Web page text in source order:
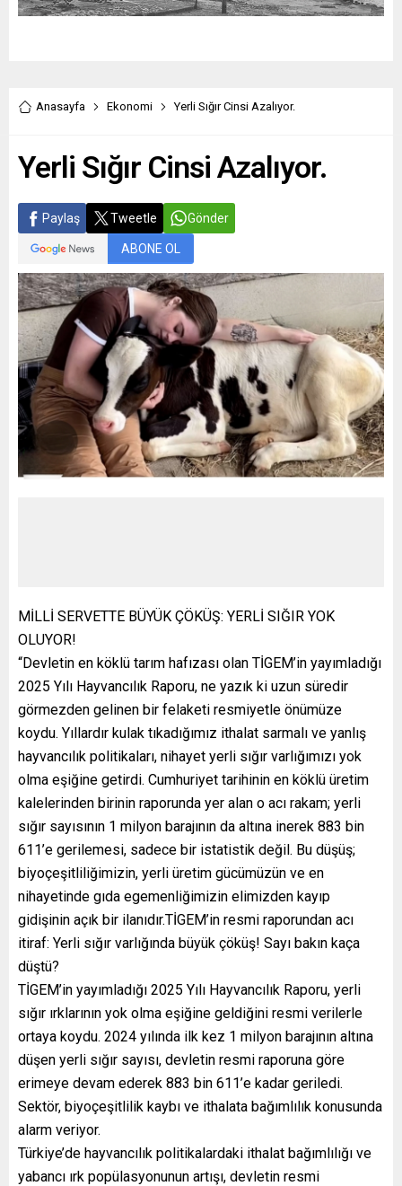
Anasayfa Ekonomi Yerli Sığır Cinsi Azalıyor.
Yerli Sığır Cinsi Azalıyor.
Paylaş Tweetle Gönder
ABONE OL
MİLLİ SERVETTE BÜYÜK ÇÖKÜŞ: YERLİ SIĞIR YOK
OLUYOR!
“Devletin en köklü tarım hafızası olan TİGEM’in yayımladığı
2025 Yılı Hayvancılık Raporu, ne yazık ki uzun süredir
görmezden gelinen bir felaketi resmiyetle önümüze
koydu. Yıllardır kulak tıkadığımız ithalat sarmalı ve yanlış
hayvancılık politikaları, nihayet yerli sığır varlığımızı yok
olma eşiğine getirdi. Cumhuriyet tarihinin en köklü üretim
kalelerinden birinin raporunda yer alan o acı rakam; yerli
sığır sayısının 1 milyon barajının da altına inerek 883 bin
611’e gerilemesi, sadece bir istatistik değil. Bu düşüş;
biyoçeşitliliğimizin, yerli üretim gücümüzün ve en
nihayetinde gıda egemenliğimizin elimizden kayıp
gidişinin açık bir ilanıdır.TİGEM’in resmi raporundan acı
itiraf: Yerli sığır varlığında büyük çöküş! Sayı bakın kaça
düştü?
TİGEM’in yayımladığı 2025 Yılı Hayvancılık Raporu, yerli
sığır ırklarının yok olma eşiğine geldiğini resmi verilerle
ortaya koydu. 2024 yılında ilk kez 1 milyon barajının altına
düşen yerli sığır sayısı, devletin resmi raporuna göre
erimeye devam ederek 883 bin 611’e kadar geriledi.
Sektör, biyoçeşitlilik kaybı ve ithalata bağımlılık konusunda
alarm veriyor.
Türkiye’de hayvancılık politikalardaki ithalat bağımlılığı ve
yabancı ırk popülasyonunun artışı, devletin resmi